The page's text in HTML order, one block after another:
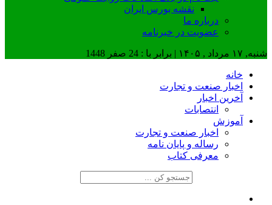
نقشه بورس ایران
درباره ما
عضويت در خبرنامه
شنبه, ۱۷ مرداد , ۱۴۰۵ | برابر با : 24 صفر 1448
خانه
اخبار صنعت و تجارت
آخرین اخبار
انتصابات
آموزش
اخبار صنعت و تجارت
رساله و پایان نامه
معرفی کتاب